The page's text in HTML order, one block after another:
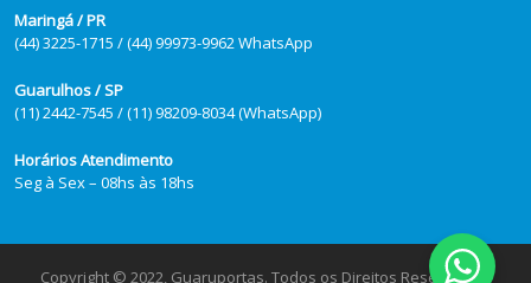
Maringá / PR
(44) 3225-1715 / (44) 99973-9962 WhatsApp
Guarulhos / SP
(11) 2442-7545 / (11) 98209-8034 (WhatsApp)
Horários Atendimento
Seg à Sex – 08hs às 18hs
Copyright © 2022, Guaruportas. Todos os Direitos Reservados.